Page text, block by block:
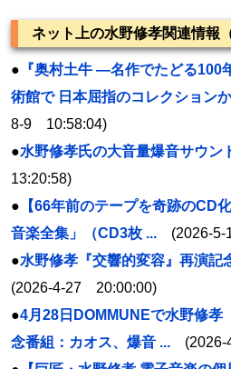
ネット上の水野修孝関連情報
● 『奥村土牛 ―名作でたどる
術館で 日本屈指のコレクション
8-9 10:58:04)
●水野修孝氏の大音量爆音サウン
13:20:58)
● 【66年前のテープを奇跡のCD
音楽全集」（CD3枚 ... (2026-5-
●水野修孝『交響的変容』再演記
(2026-4-27 20:00:00)
●4月28日DOMMUNEで水野修孝
念番組：カオス、爆音 ... (2026-